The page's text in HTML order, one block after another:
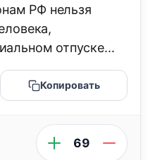
РФ нельзя
отпуске...
Копировать
69